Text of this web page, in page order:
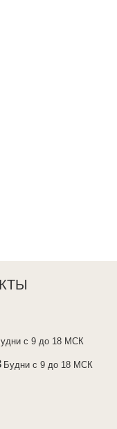
с 9 до 18 МСК
Будни с 9 до 18 МСК